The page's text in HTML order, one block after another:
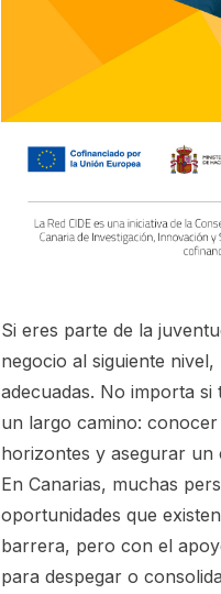
Si eres parte de la
negocio al siguiente
adecuadas. No importa
un largo camino:
horizontes y asegurar un
En Canarias, muchas
oportunidades que
barrera, pero con el
para despegar o